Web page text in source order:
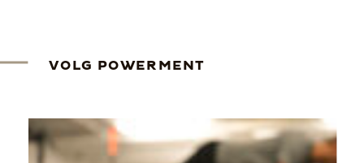
VOLG POWERMENT